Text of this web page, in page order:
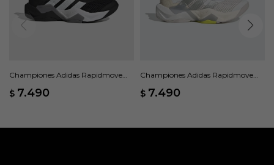
Championes Adidas Rapidmove
$ 7.490
Championes Adidas Rapidmove
$ 7.490